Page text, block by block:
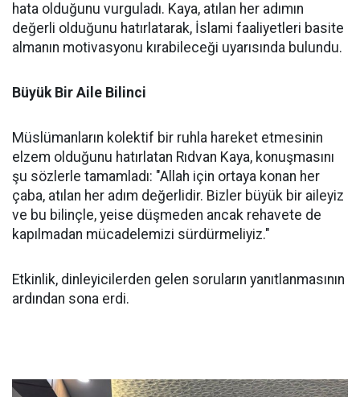
hata olduğunu vurguladı. Kaya, atılan her adımın
değerli olduğunu hatırlatarak, İslami faaliyetleri basite
almanın motivasyonu kırabileceği uyarısında bulundu.
Büyük Bir Aile Bilinci
Müslümanların kolektif bir ruhla hareket etmesinin
elzem olduğunu hatırlatan Rıdvan Kaya, konuşmasını
şu sözlerle tamamladı: "Allah için ortaya konan her
çaba, atılan her adım değerlidir. Bizler büyük bir aileyiz
ve bu bilinçle, yeise düşmeden ancak rehavete de
kapılmadan mücadelemizi sürdürmeliyiz."
Etkinlik, dinleyicilerden gelen soruların yanıtlanmasının
ardından sona erdi.